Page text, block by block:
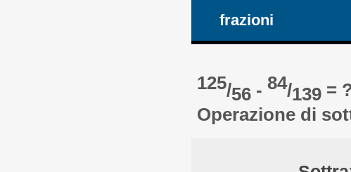
frazioni
125/56 - 84/139 =
Operazione di